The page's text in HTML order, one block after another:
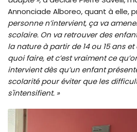
Annonciade Alboreo, quant à elle,
personne n’intervient, ça va
scolaire. On va retrouver des
la nature à partir de 14 ou 15 ans
quoi faire, et c’est vraiment ce
intervient dès qu’un enfant
scolarité pour éviter que les
s'intensifient. »